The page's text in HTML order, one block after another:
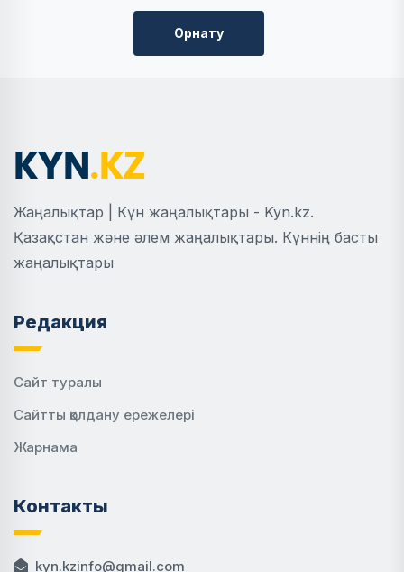
Орнату
Жаңалықтар | Күн жаңалықтары - Kyn.kz.
Қазақстан және әлем жаңалықтары. Күннің басты
жаңалықтары
Редакция
Сайт туралы
Сайтты қолдану ережелері
Жарнама
Контакты
kyn.kzinfo@gmail.com